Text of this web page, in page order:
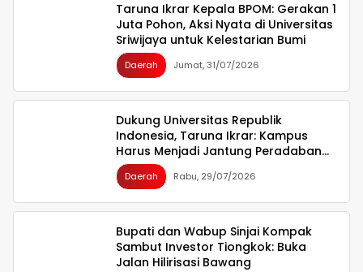
Taruna Ikrar Kepala BPOM: Gerakan 1
Juta Pohon, Aksi Nyata di Universitas
Sriwijaya untuk Kelestarian Bumi
Daerah Jumat, 31/07/2026
Dukung Universitas Republik
Indonesia, Taruna Ikrar: Kampus
Harus Menjadi Jantung Peradaban
seperti Jepang dan China Wujudkan
Indonesia Emas 2045
Daerah Rabu, 29/07/2026
Bupati dan Wabup Sinjai Kompak
Sambut Investor Tiongkok: Buka
Jalan Hilirisasi Bawang